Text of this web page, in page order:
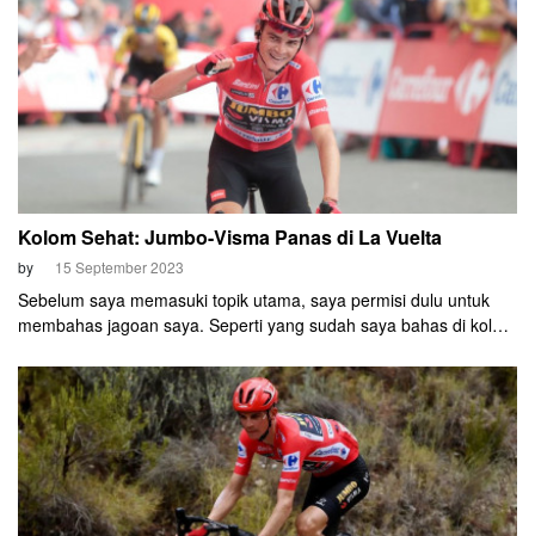
terakhir di Vuelta a Espana musim ini, dan menobatkan Sepp
Kuss (Jumbo-Visma) menjadi juara general classification (GC),
Sepp Kuss juga menjadi pembalap asal Amerika Serikat kedua
setelah Chris Horner yang menjadi juara di ajang ini pada tahun
2013 lalu.
Kolom Sehat: Jumbo-Visma Panas di La Vuelta
by 15 September 2023
Sebelum saya memasuki topik utama, saya permisi dulu untuk
membahas jagoan saya. Seperti yang sudah saya bahas di kolom
adalah Remco Evenepoel, Team Soudal-Quickstep, Belgia.